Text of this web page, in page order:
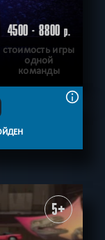
4500 - 8800р.
стоимость игры
одной
команды
5+